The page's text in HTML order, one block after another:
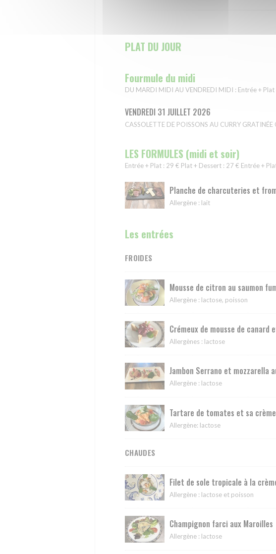
PLAT DU JOUR
Fourmule du midi
DU MARDI MIDI AU VENDREDI MIDI : Entrée +
VENDREDI 31 JUILLET 2026
CASSOLETTE DE POISSONS AU CURRY
LES FORMULES (midi et soir)
Entrée + Plat : 29 € Plat + Dessert : 27 € Entrée +
Planche de charcuteries et
Allergène : lait
Les entrées
FROIDES
Mousse de citron au saumon
Allergène : lactose, poisson
Crémeux de mousse de
Allergènes : lactose
Jambon Serrano et mozzarella
Allergène : lactose
Tartare de tomates et sa
Allergène: lactose
CHAUDES
Filet de sole tropicale à la
Allergène : lactose et poisson
Champignon farci aux Maroilles
Allergène : lactose